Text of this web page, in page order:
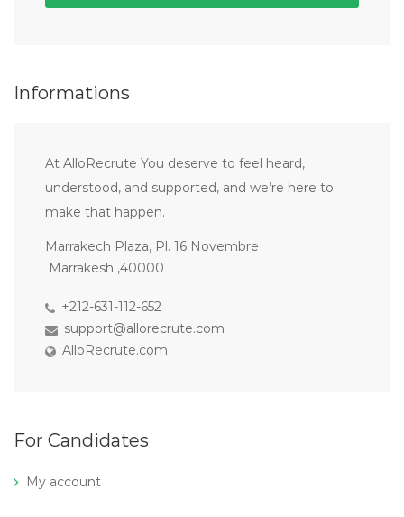
Informations
At AlloRecrute You deserve to feel heard,
understood, and supported, and we’re here to
make that happen.
Marrakech Plaza, Pl. 16 Novembre
Marrakesh ,40000
+212-631-112-652
support@allorecrute.com
AlloRecrute.com
For Candidates
My account